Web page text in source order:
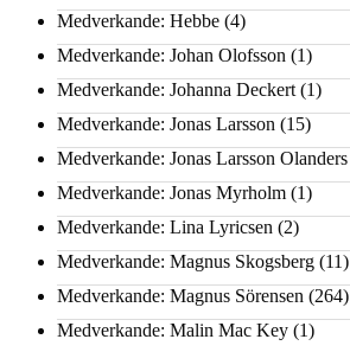
Medverkande: Hebbe (4)
Medverkande: Johan Olofsson (1)
Medverkande: Johanna Deckert (1)
Medverkande: Jonas Larsson (15)
Medverkande: Jonas Larsson Olanders
Medverkande: Jonas Myrholm (1)
Medverkande: Lina Lyricsen (2)
Medverkande: Magnus Skogsberg (11)
Medverkande: Magnus Sörensen (264)
Medverkande: Malin Mac Key (1)